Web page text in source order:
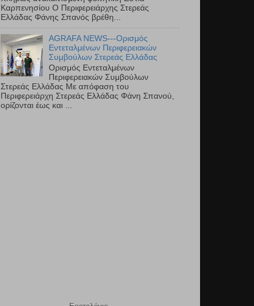
Καρπενησίου Ο Περιφερειάρχης Στερεάς
Ελλάδας Φάνης Σπανός βρέθη...
AGRAFA NEWS---Ορισμός
Εντεταλμένων Περιφερειακών
Συμβούλων Στερεάς Ελλάδας
Ορισμός Εντεταλμένων
Περιφερειακών Συμβούλων
Στερεάς Ελλάδας Με απόφαση του
Περιφερειάρχη Στερεάς Ελλάδας Φάνη Σπανού,
ορίζονται έως και ...